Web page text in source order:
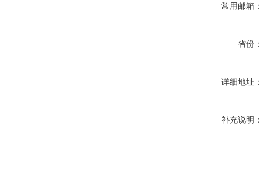
常用邮箱：
省份：
详细地址：
补充说明：